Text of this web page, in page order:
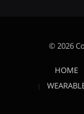
© 2026
HOME